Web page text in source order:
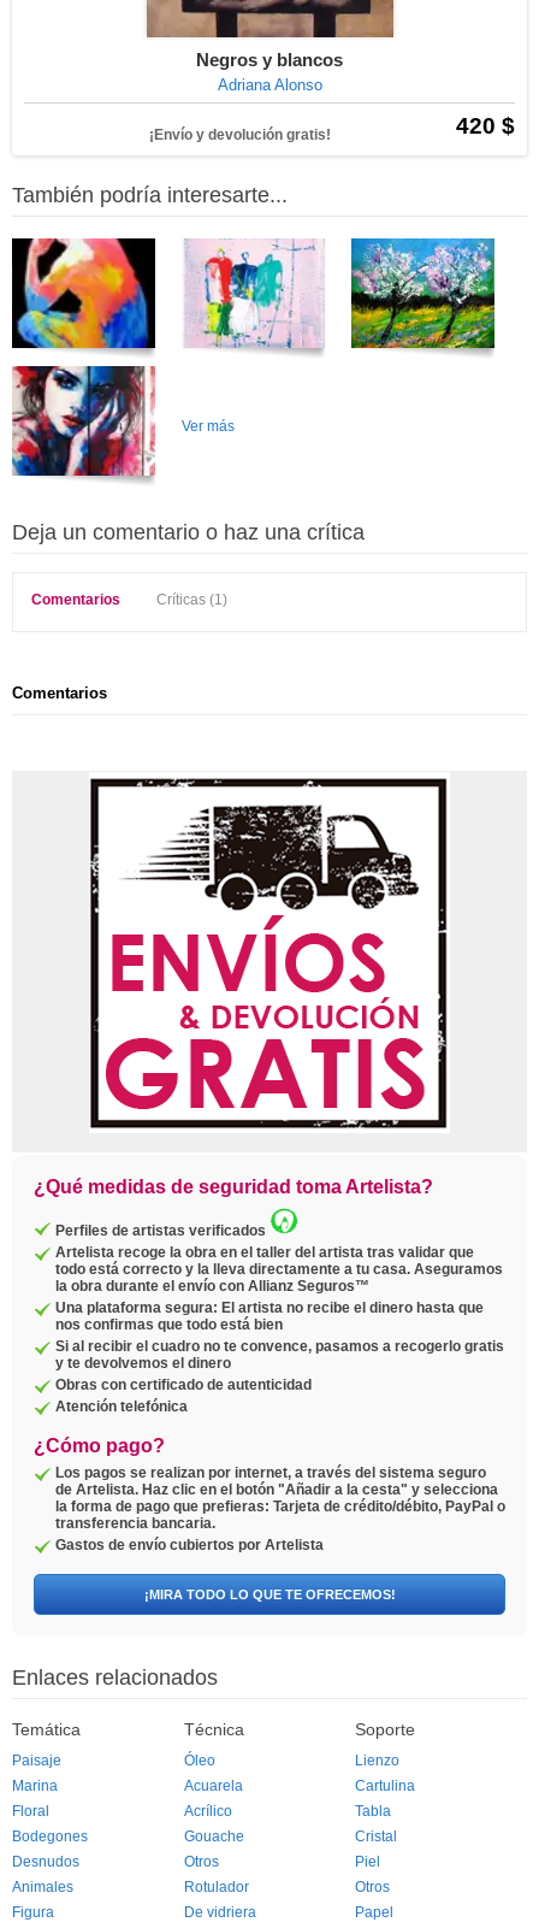
Negros y blancos
Adriana Alonso
420 $
¡Envío y devolución gratis!
También podría interesarte...
Ver más
Deja un comentario o haz una crítica
Comentarios Críticas (1)
Comentarios
¿Qué medidas de seguridad toma Artelista?
Perfiles de artistas verificados
Artelista recoge la obra en el taller del artista tras validar que
todo está correcto y la lleva directamente a tu casa. Aseguramos
la obra durante el envío con Allianz Seguros™
Una plataforma segura: El artista no recibe el dinero hasta que
nos confirmas que todo está bien
Si al recibir el cuadro no te convence, pasamos a recogerlo gratis
y te devolvemos el dinero
Obras con certificado de autenticidad
Atención telefónica
¿Cómo pago?
Los pagos se realizan por internet, a través del sistema seguro
de Artelista. Haz clic en el botón "Añadir a la cesta" y selecciona
la forma de pago que prefieras: Tarjeta de crédito/débito, PayPal o
transferencia bancaria.
Gastos de envío cubiertos por Artelista
¡MIRA TODO LO QUE TE OFRECEMOS!
Enlaces relacionados
Temática
Paisaje
Marina
Floral
Bodegones
Desnudos
Animales
Figura
Técnica
Óleo
Acuarela
Acrílico
Gouache
Otros
Rotulador
De vidriera
Soporte
Lienzo
Cartulina
Tabla
Cristal
Piel
Otros
Papel